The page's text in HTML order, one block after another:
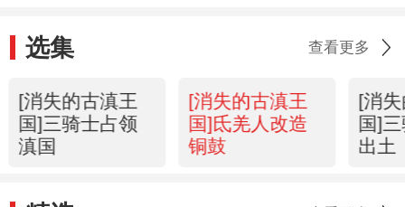
选集 查看更多
[消失的古滇王
国]三骑士占领
滇国
[消失的古滇王
国]氐羌人改造
铜鼓
[消
国]
出土